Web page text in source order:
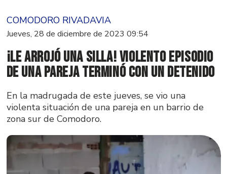
COMODORO RIVADAVIA
Jueves, 28 de diciembre de 2023 09:54
¡Le arrojó una silla! Violento episodio
de una pareja terminó con un detenido
En la madrugada de este jueves, se vio una
violenta situación de una pareja en un barrio de
zona sur de Comodoro.